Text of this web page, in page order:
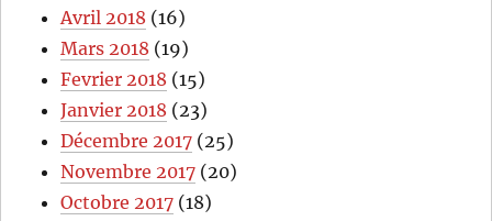
Avril 2018 (16)
Mars 2018 (19)
Fevrier 2018 (15)
Janvier 2018 (23)
Décembre 2017 (25)
Novembre 2017 (20)
Octobre 2017 (18)